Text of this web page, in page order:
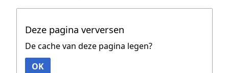
Deze pagina verversen
De cache van deze pagina legen?
OK